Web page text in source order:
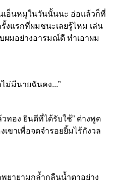
นหมูในวันนั้นนะ อ่อแล้วก็ที่
งแรกที่ผมชนะเลยรู้ไหม เล่น
ผมอย่างอารมณ์ดี ทำเอาผม
มีนายฉันคง...”
ง ยินดีที่ได้รับใช้” ด่างพูด
ขาเพื่อจดจำรอยยิ้มไร้กังวล
ยายามกล้ำกลืนน้ำตาอย่าง